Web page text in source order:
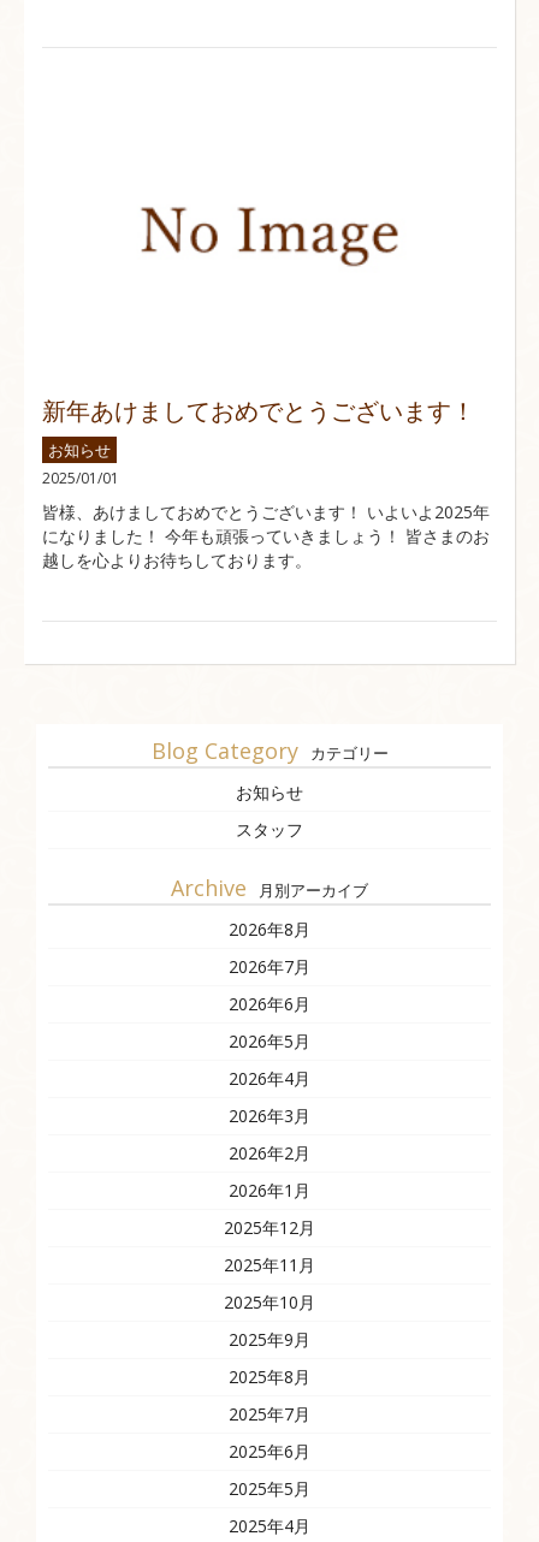
新年あけましておめでとうございます！
お知らせ
2025/01/01
皆様、あけましておめでとうございます！ いよいよ2025年
になりました！ 今年も頑張っていきましょう！ 皆さまのお
越しを心よりお待ちしております。
Blog Category カテゴリー
お知らせ
スタッフ
Archive 月別アーカイブ
2026年8月
2026年7月
2026年6月
2026年5月
2026年4月
2026年3月
2026年2月
2026年1月
2025年12月
2025年11月
2025年10月
2025年9月
2025年8月
2025年7月
2025年6月
2025年5月
2025年4月